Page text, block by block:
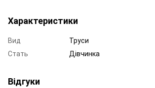
Характеристики
Вид
Труси
Стать
Дівчинка
Відгуки